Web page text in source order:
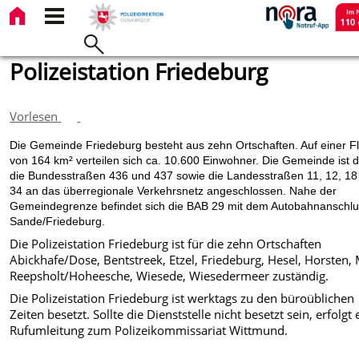
Polizeistation Friedeburg
Vorlesen
Die Gemeinde Friedeburg besteht aus zehn Ortschaften. Auf einer
von 164 km² verteilen sich ca. 10.600 Einwohner. Die Gemeinde ist
die Bundesstraßen 436 und 437 sowie die Landesstraßen 11, 12,
34 an das überregionale Verkehrsnetz angeschlossen. Nahe der
Gemeindegrenze befindet sich die BAB 29 mit dem
Sande/Friedeburg.
Die Polizeistation Friedeburg ist für die zehn Ortschaften
Abickhafe/Dose, Bentstreek, Etzel, Friedeburg, Hesel, Horsten,
Reepsholt/Hoheesche, Wiesede, Wiesedermeer zuständig.
Die Polizeistation Friedeburg ist werktags zu den büroüblichen
Zeiten besetzt. Sollte die Dienststelle nicht besetzt sein, erfolgt
Rufumleitung zum Polizeikommissariat Wittmund.